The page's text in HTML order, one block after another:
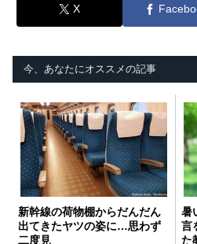
X
今、あなたにオススメの記事
新幹線の荷物棚からだんだん
出てきたヤツの姿に…思わず
二度見
暑
言
た